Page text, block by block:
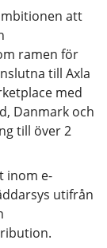
att
ramen för
till Axla
med
Danmark och
till över 2
inom e-
utifrån